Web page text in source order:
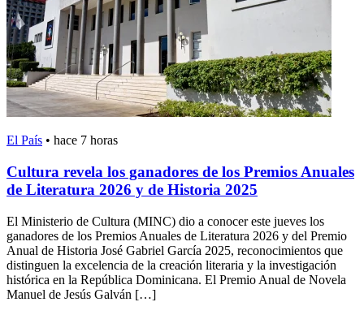
El País • hace 7 horas
Cultura revela los ganadores de los Premios Anuales
de Literatura 2026 y de Historia 2025
El Ministerio de Cultura (MINC) dio a conocer este jueves los
ganadores de los Premios Anuales de Literatura 2026 y del Premio
Anual de Historia José Gabriel García 2025, reconocimientos que
distinguen la excelencia de la creación literaria y la investigación
histórica en la República Dominicana. El Premio Anual de Novela
Manuel de Jesús Galván […]